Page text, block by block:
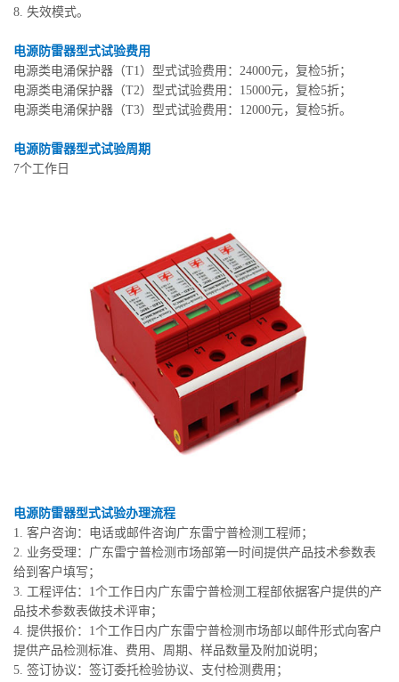
8. 失效模式。
电源防雷器型式试验费用
电源类电涌保护器（T1）型式试验费用：24000元，复检5折；
电源类电涌保护器（T2）型式试验费用：15000元，复检5折；
电源类电涌保护器（T3）型式试验费用：12000元，复检5折。
电源防雷器型式试验周期
7个工作日
电源防雷器型式试验办理流程
1. 客户咨询：电话或邮件咨询广东雷宁普检测工程师；
2. 业务受理：广东雷宁普检测市场部第一时间提供产品技术参数表
给到客户填写；
3. 工程评估：1个工作日内广东雷宁普检测工程部依据客户提供的产
品技术参数表做技术评审；
4. 提供报价：1个工作日内广东雷宁普检测市场部以邮件形式向客户
提供产品检测标准、费用、周期、样品数量及附加说明；
5. 签订协议：签订委托检验协议、支付检测费用；